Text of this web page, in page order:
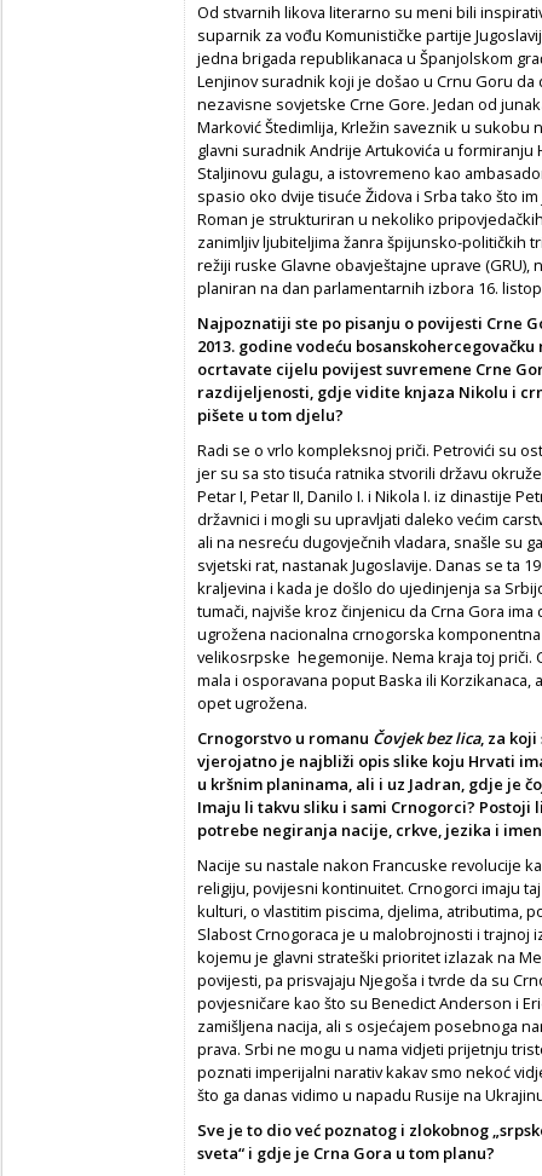
Od stvarnih likova literarno su meni bili
suparnik za vođu Komunističke partije
jedna brigada republikanaca u Španjolskom
Lenjinov suradnik koji je došao u Crnu Goru
nezavisne sovjetske Crne Gore. Jedan od
Marković Štedimlija, Krležin saveznik u sukobu
glavni suradnik Andrije Artukovića u formiranju
Staljinovu gulagu, a istovremeno kao
spasio oko dvije tisuće Židova i Srba tako što
Roman je strukturiran u nekoliko
zanimljiv ljubiteljima žanra špijunsko-političkih
režiji ruske Glavne obavještajne uprave (GRU),
planiran na dan parlamentarnih izbora 16.
Najpoznatiji ste po pisanju o povijesti Crne
2013. godine vodeću
ocrtavate cijelu povijest suvremene Crne
razdijeljenosti, gdje vidite knja­za Nikolu i
pišete u tom djelu?
Radi se o vrlo kompleksnoj priči. Petrovići su
jer su sa sto tisuća ratnika stvorili državu
Petar I, Petar II, Danilo I. i Nikola I. iz dinastije
državnici i mogli su upravljati daleko većim
ali na nesreću dugovječnih vladara, snašle su
svjetski rat, nastanak Jugoslavije. Danas se ta
kraljevina i kada je došlo do ujedinjenja sa
tumači, najviše kroz činjenicu da Crna Gora
ugrožena nacionalna crnogorska
velikosrpske hegemonije. Nema kraja toj priči.
mala i osporavana poput Baska ili
opet ugrožena.
Crnogorstvo u romanu Čovjek bez lica, za
vjerojatno je najbliži opis slike koju Hrvati
u kršnim planinama, ali i uz Jadran, gdje je
Imaju li takvu sliku i sami Crnogorci?
potrebe negiranja nacije, crkve, jezika i
Nacije su nastale nakon Francuske revolucije
religiju, povijesni kontinuitet. Crnogorci imaju
kulturi, o vlastitim piscima, djelima, atributima,
Slabost Crnogoraca je u malobrojnosti i
kojemu je glavni strateški prioritet izlazak na
povijesti, pa prisvajaju Njegoša i tvrde da su
povjesničare kao što su Benedict Anderson i
zamišljena nacija, ali s osjećajem posebnoga
prava. Srbi ne mogu u nama vidjeti prijetnju
poznati imperijalni narativ kakav smo nekoć
što ga danas vidimo u napadu Rusije na
Sve je to dio već poznatog i zlokobnog
sveta“ i gdje je Crna Gora u tom planu?